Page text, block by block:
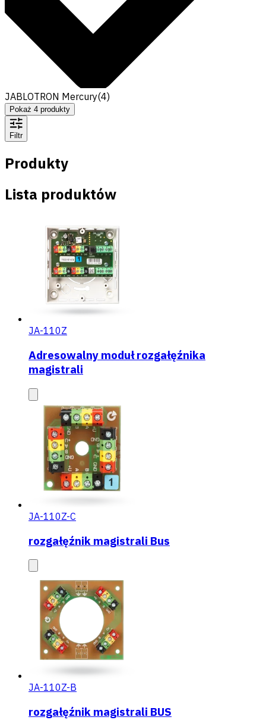
JABLOTRON Mercury(4)
Pokaż 4 produkty
Filtr
Produkty
Lista produktów
JA-110Z
Adresowalny moduł rozgałęźnika
magistrali
JA-110Z-C
rozgałęźnik magistrali Bus
JA-110Z-B
rozgałęźnik magistrali BUS